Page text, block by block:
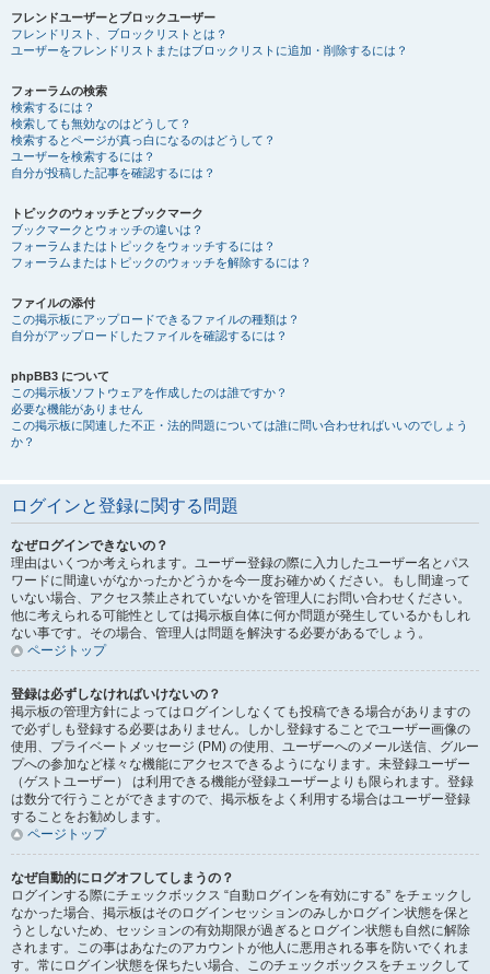
フレンドユーザーとブロックユーザー
フレンドリスト、ブロックリストとは？
ユーザーをフレンドリストまたはブロックリストに追加・削除するには？
フォーラムの検索
検索するには？
検索しても無効なのはどうして？
検索するとページが真っ白になるのはどうして？
ユーザーを検索するには？
自分が投稿した記事を確認するには？
トピックのウォッチとブックマーク
ブックマークとウォッチの違いは？
フォーラムまたはトピックをウォッチするには？
フォーラムまたはトピックのウォッチを解除するには？
ファイルの添付
この掲示板にアップロードできるファイルの種類は？
自分がアップロードしたファイルを確認するには？
phpBB3 について
この掲示板ソフトウェアを作成したのは誰ですか？
必要な機能がありません
この掲示板に関連した不正・法的問題については誰に問い合わせればいいのでしょう
か？
ログインと登録に関する問題
なぜログインできないの？
理由はいくつか考えられます。ユーザー登録の際に入力したユーザー名とパス
ワードに間違いがなかったかどうかを今一度お確かめください。もし間違って
いない場合、アクセス禁止されていないかを管理人にお問い合わせください。
他に考えられる可能性としては掲示板自体に何か問題が発生しているかもしれ
ない事です。その場合、管理人は問題を解決する必要があるでしょう。
ページトップ
登録は必ずしなければいけないの？
掲示板の管理方針によってはログインしなくても投稿できる場合がありますの
で必ずしも登録する必要はありません。しかし登録することでユーザー画像の
使用、プライベートメッセージ (PM) の使用、ユーザーへのメール送信、グルー
プへの参加など様々な機能にアクセスできるようになります。未登録ユーザー
（ゲストユーザー） は利用できる機能が登録ユーザーよりも限られます。登録
は数分で行うことができますので、掲示板をよく利用する場合はユーザー登録
することをお勧めします。
ページトップ
なぜ自動的にログオフしてしまうの？
ログインする際にチェックボックス “自動ログインを有効にする” をチェックし
なかった場合、掲示板はそのログインセッションのみしかログイン状態を保と
うとしないため、セッションの有効期限が過ぎるとログイン状態も自然に解除
されます。この事はあなたのアカウントが他人に悪用される事を防いでくれま
す。常にログイン状態を保ちたい場合、このチェックボックスをチェックして